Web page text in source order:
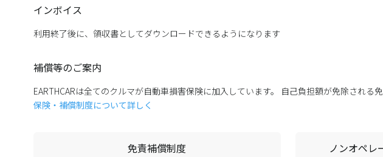
インボイス
利用終了後に、領収書としてダウンロードできるようになります
補償等のご案内
EARTHCARは全てのクルマが自動車損害保険に加入しています。 自己負担額が免除される
保険・補償制度について詳しく
免責補償制度 ノンオペレ